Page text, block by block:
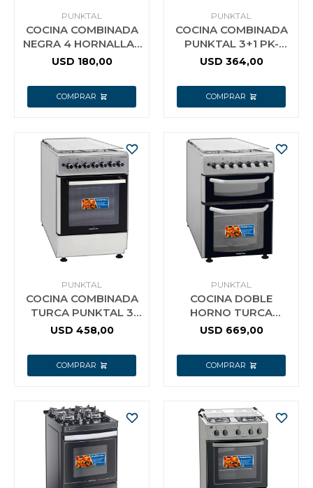
PUNKTAL
COCINA COMBINADA
NEGRA 4 HORNALLAS
509 PUNKTAL
USD 180,00
PUNKTAL
COCINA COMBINADA
PUNKTAL 3+1 PK-
1930TK
USD 364,00
PUNKTAL
COCINA COMBINADA
TURCA PUNKTAL 3
HORNALLAS A GAS Y 1
USD 458,00
PUNKTAL
COCINA DOBLE
HORNO TURCA
PUNKTAL GRILL PK
USD 669,00